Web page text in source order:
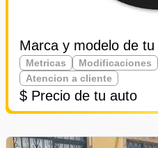
Marca y modelo de tu
Metricas Modificaciones
Atencion a cliente
$ Precio de tu auto